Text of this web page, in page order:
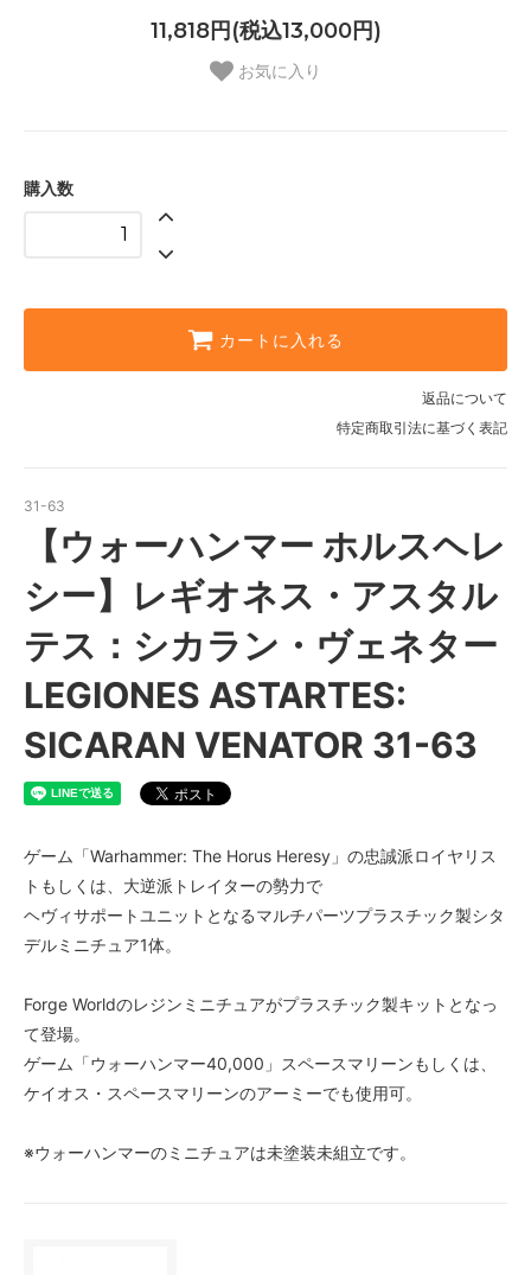
11,818円(税込13,000円)
お気に入り
購入数
カートに入れる
返品について
特定商取引法に基づく表記
31-63
【ウォーハンマー ホルスヘレ
シー】レギオネス・アスタル
テス：シカラン・ヴェネター
LEGIONES ASTARTES:
SICARAN VENATOR 31-63
ゲーム「Warhammer: The Horus Heresy」の忠誠派ロイヤリス
トもしくは、大逆派トレイターの勢力で
ヘヴィサポートユニットとなるマルチパーツプラスチック製シタ
デルミニチュア1体。
Forge Worldのレジンミニチュアがプラスチック製キットとなっ
て登場。
ゲーム「ウォーハンマー40,000」スペースマリーンもしくは、
ケイオス・スペースマリーンのアーミーでも使用可。
※ウォーハンマーのミニチュアは未塗装未組立です。